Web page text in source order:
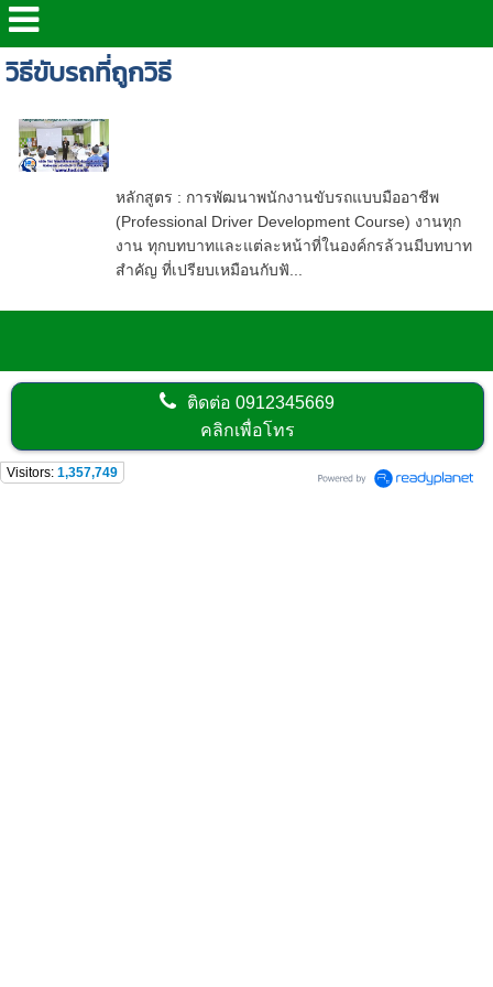
วิธีขับรถที่ถูกวิธี
หลักสูตร : การพัฒนาพนักงานขับรถแบบมืออาชีพ
(Professional Driver Development Course) งานทุก
งาน ทุกบทบาทและแต่ละหน้าที่ในองค์กรล้วนมีบทบาท
สำคัญ ที่เปรียบเหมือนกับฟั...
ติดต่อ0912345669
คลิกเพื่อโทร
Visitors: 1,357,749